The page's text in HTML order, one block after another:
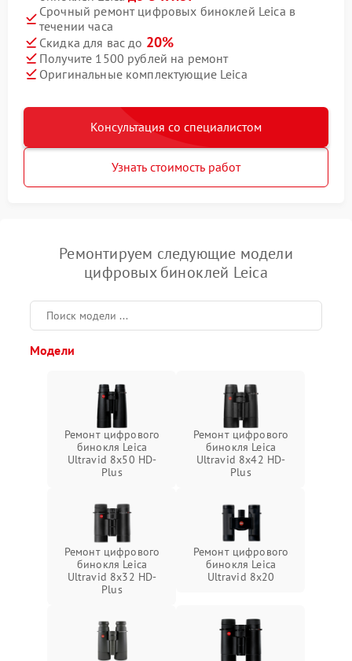
Срочный ремонт цифровых биноклей Leica в
течении часа
Скидка для вас до 20%
Получите 1500 рублей на ремонт
Оригинальные комплектующие Leica
Консультация со специалистом
Узнать стоимость работ
Ремонтируем следующие модели
цифровых биноклей Leica
Модели
Ремонт цифрового
бинокля Leica
Ultravid 8x50 HD-
Plus
Ремонт цифрового
бинокля Leica
Ultravid 8x42 HD-
Plus
Ремонт цифрового
бинокля Leica
Ultravid 8x32 HD-
Plus
Ремонт цифрового
бинокля Leica
Ultravid 8x20